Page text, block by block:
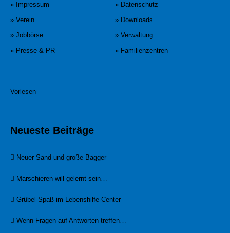
» Impressum
» Datenschutz
» Verein
» Downloads
» Jobbörse
» Verwaltung
» Presse & PR
» Familienzentren
Vorlesen
Neueste Beiträge
Neuer Sand und große Bagger
Marschieren will gelernt sein…
Grübel-Spaß im Lebenshilfe-Center
Wenn Fragen auf Antworten treffen…